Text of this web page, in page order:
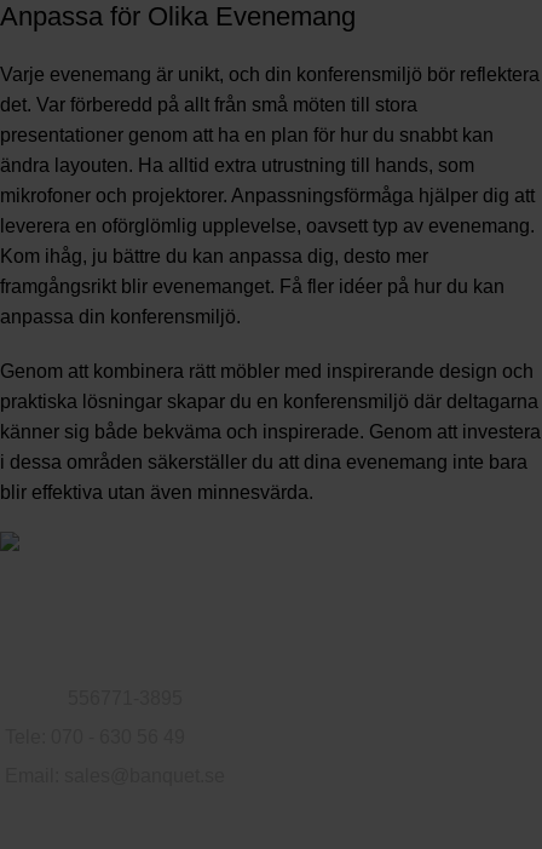
Anpassa för Olika Evenemang
Varje evenemang är unikt, och din konferensmiljö bör reflektera
det. Var förberedd på allt från små möten till stora
presentationer genom att ha en plan för hur du snabbt kan
ändra layouten. Ha alltid extra utrustning till hands, som
mikrofoner och projektorer. Anpassningsförmåga hjälper dig att
leverera en oförglömlig upplevelse, oavsett typ av evenemang.
Kom ihåg, ju bättre du kan anpassa dig, desto mer
framgångsrikt blir evenemanget. Få fler idéer på hur du kan
anpassa din konferensmiljö.
Genom att kombinera rätt möbler med inspirerande design och
praktiska lösningar skapar du en konferensmiljö där deltagarna
känner sig både bekväma och inspirerade. Genom att investera
i dessa områden säkerställer du att dina evenemang inte bara
blir effektiva utan även minnesvärda.